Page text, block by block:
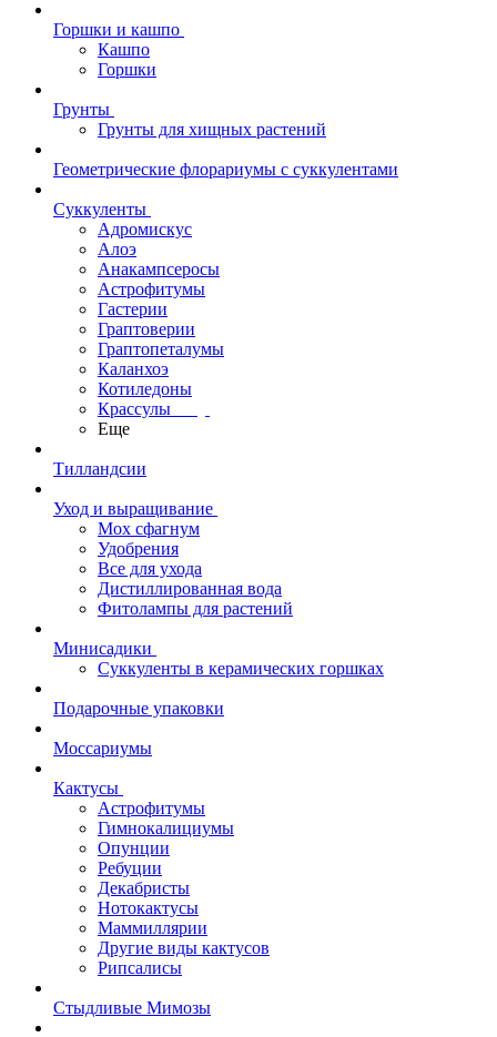
Горшки и кашпо
Кашпо
Горшки
Грунты
Грунты для хищных растений
Геометрические флорариумы с суккулентами
Суккуленты
Адромискус
Алоэ
Анакампсеросы
Астрофитумы
Гастерии
Граптоверии
Граптопеталумы
Каланхоэ
Котиледоны
Крассулы
Еще
Тилландсии
Уход и выращивание
Мох сфагнум
Удобрения
Все для ухода
Дистиллированная вода
Фитолампы для растений
Минисадики
Суккуленты в керамических горшках
Подарочные упаковки
Моссариумы
Кактусы
Астрофитумы
Гимнокалициумы
Опунции
Ребуции
Декабристы
Нотокактусы
Маммиллярии
Другие виды кактусов
Рипсалисы
Стыдливые Мимозы